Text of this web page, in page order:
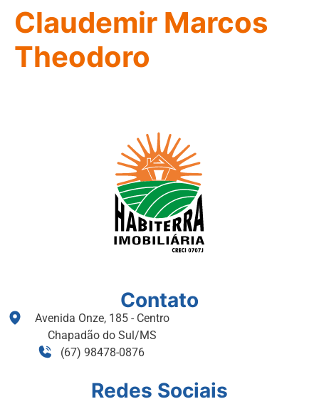
Claudemir Marcos
Theodoro
Contato
Avenida Onze, 185 - Centro
Chapadão do Sul/MS
(67) 98478-0876
Redes Sociais